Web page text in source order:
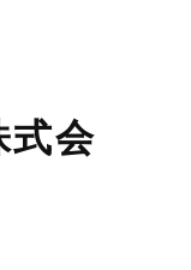
会